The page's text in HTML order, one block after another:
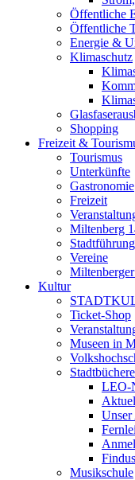
Öffentliche
Öffentliche
Energie &
Klimaschutz
Shopping
Freizeit &
Tourismus
Unterkünfte
Gastronomie
Freizeit
Miltenberg
Vereine
Kultur
Ticket-Shop
Museen in
LEO-
Unser
Musikschule